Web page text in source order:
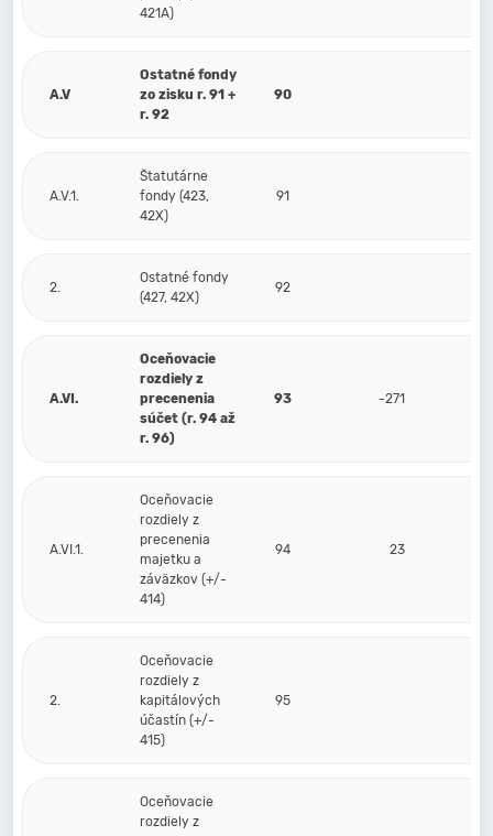
421A)
A.V
Ostatné fondy
zo zisku r. 91 +
r. 92
90
A.V.1.
Štatutárne
fondy (423,
42X)
91
2.
Ostatné fondy
(427, 42X)
92
A.VI.
Oceňovacie
rozdiely z
precenenia
súčet (r. 94 až
r. 96)
93 -271
A.VI.1.
Oceňovacie
rozdiely z
precenenia
majetku a
záväzkov (+/-
414)
94 23
2.
Oceňovacie
rozdiely z
kapitálových
účastín (+/-
415)
95
Oceňovacie
rozdiely z